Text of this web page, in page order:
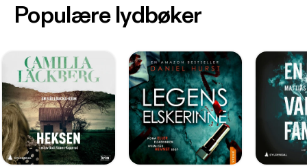
Populære lydbøker